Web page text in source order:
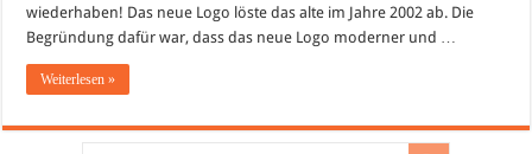
wiederhaben! Das neue Logo löste das alte im Jahre 2002 ab. Die
Begründung dafür war, dass das neue Logo moderner und …
Weiterlesen »